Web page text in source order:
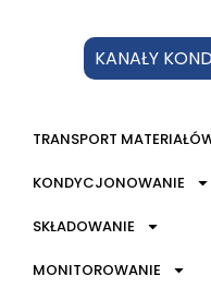
KANAŁY
TRANSPORT
KONDYCJONOWANIE
SKŁADOWANIE
MONITOROWANIE